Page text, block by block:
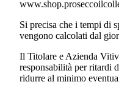
Si precisa che i tempi di
vengono calcolati dal
Il Titolare e Azienda
responsabilità per ritardi
ridurre al minimo